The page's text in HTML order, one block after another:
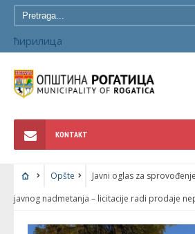
ћирилица
KONTAKT
Opšte
Javni oglas za
javnog nadmetanja – licitacije radi prodaje